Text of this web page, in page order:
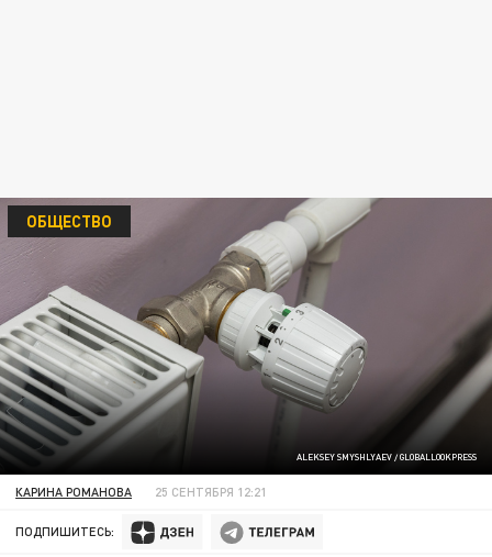
ALEKSEY SMYSHLYAEV / GLOBALLOOKPRESS
ОБЩЕСТВО
КАРИНА РОМАНОВА 25 СЕНТЯБРЯ 12:21
ПОДПИШИТЕСЬ: